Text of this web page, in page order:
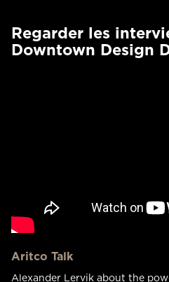
Regarder les
Downtown Design
Aritco Talk
Alexander Lervik about the